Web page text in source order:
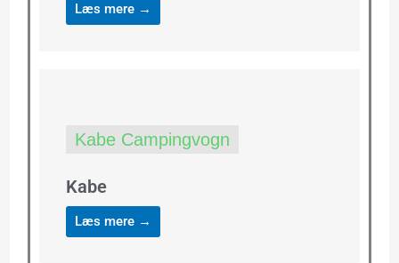
Læs mere →
Kabe Campingvogn
Kabe
Læs mere →